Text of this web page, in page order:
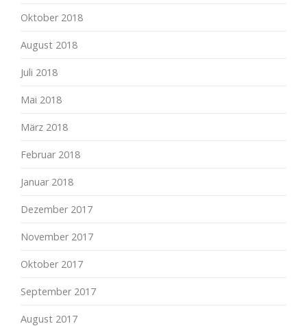
Oktober 2018
August 2018
Juli 2018
Mai 2018
März 2018
Februar 2018
Januar 2018
Dezember 2017
November 2017
Oktober 2017
September 2017
August 2017